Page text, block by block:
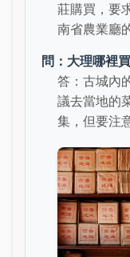
莊購買，要
南省農業廳
問：大理哪裡
答：古城內
議去當地的
集，但要注